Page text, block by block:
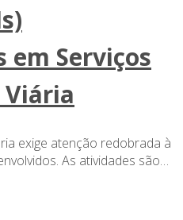
em Serviços
Viária
exige atenção redobrada à
As atividades são…